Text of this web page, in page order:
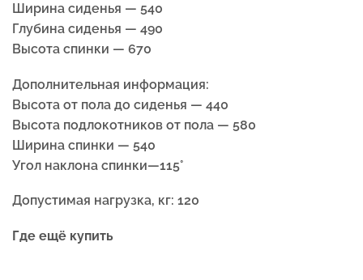
Ширина сиденья — 540
Глубина сиденья — 490
Высота спинки — 670
Дополнительная информация:
Высота от пола до сиденья — 440
Высота подлокотников от пола — 580
Ширина спинки — 540
Угол наклона спинки—115°
Допустимая нагрузка, кг: 120
Где ещё купить